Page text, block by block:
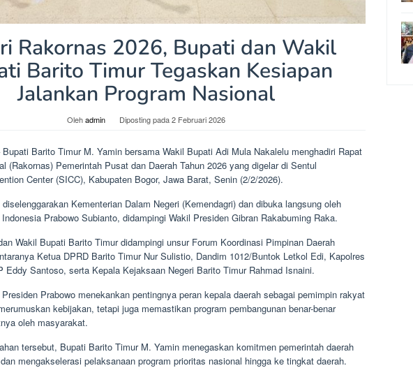
Rakornas 2026, Bupati dan Wakil
Barito Timur Tegaskan Kesiapan
Jalankan Program Nasional
Olehadmin Diposting pada2 Februari 2026
Barito Timur M. Yamin bersama Wakil Bupati Adi Mula Nakalelu menghadiri Rapat
(Rakornas) Pemerintah Pusat dan Daerah Tahun 2026 yang digelar di Sentul
Center (SICC), Kabupaten Bogor, Jawa Barat, Senin (2/2/2026).
Kementerian Dalam Negeri (Kemendagri) dan dibuka langsung oleh
Prabowo Subianto, didampingi Wakil Presiden Gibran Rakabuming Raka.
Wakil Bupati Barito Timur didampingi unsur Forum Koordinasi Pimpinan Daerah
Ketua DPRD Barito Timur Nur Sulistio, Dandim 1012/Buntok Letkol Edi, Kapolres
Eddy Santoso, serta Kepala Kejaksaan Negeri Barito Timur Rahmad Isnaini.
Prabowo menekankan pentingnya peran kepala daerah sebagai pemimpin rakyat
kebijakan, tetapi juga memastikan program pembangunan benar-benar
oleh masyarakat.
tersebut, Bupati Barito Timur M. Yamin menegaskan komitmen pemerintah daerah
mengakselerasi pelaksanaan program prioritas nasional hingga ke tingkat daerah.